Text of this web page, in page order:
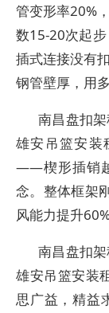
管变形率20%
数15-20次起
插式连接没有
钢管壁厚，用
南昌盘扣
雄安吊篮安装
——楔形插销
念。整体框架
风能力提升60%
南昌盘扣
雄安吊篮安装
思广益，精益